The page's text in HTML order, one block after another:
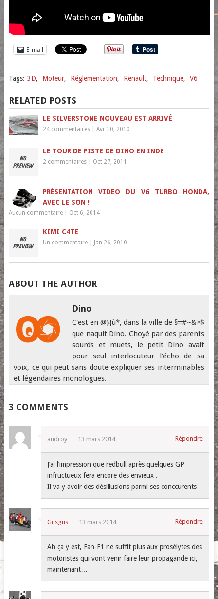
E-mail
Tags: 3D, Moteur, Réglementation, Renault, Technique, V6
RELATED POSTS
LE SILVERSTONE NOUVEAU EST ARRIVÉ
24 commentaires| Avr 30, 2010
LE TOUR DE PISTE DE DINO EN INDE
2 commentaires| Oct 27, 2011
PRÉSENTATION VIDEO DU V6 TURBO HONDA,
AVEC LE SON !
Aucun commentaire| Oct 6, 2014
KIMI C4TE
Un commentaire| Jan 26, 2010
ABOUT THE AUTHOR
Dino
C'est en @}{ù*, dans la ville de §=#~&¤$
que naquit Dino. Choyé par des parents
sourds et muets, le petit Dino avait
pour seul interlocuteur l'écho de sa
voix, ce qui peut sans doute expliquer ses interminables
et légendaires monologues.
3 COMMENTS
androy 13 mars 2014 Répondre
J’ai l’impression que redbull après quelques GP
infructueux fera encore des envieux .
Il va y avoir des désillusions parmi ses conccurents
Gusgus 13 mars 2014 Répondre
Ah ça y est, Fan-F1 ne suffit plus aux prosélytes des
motoristes qui vont venir faire leur propagande ici,
maintenant…